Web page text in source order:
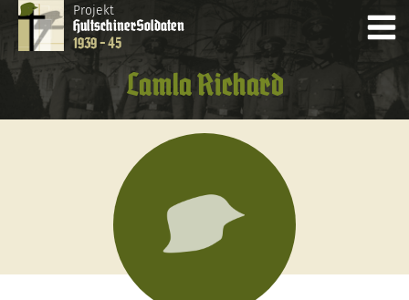
Projekt
HultschinerSoldaten
1939 - 45
Lamla Richard